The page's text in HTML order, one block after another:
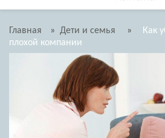
Главная » Дети и семья »
Как
плохой компании